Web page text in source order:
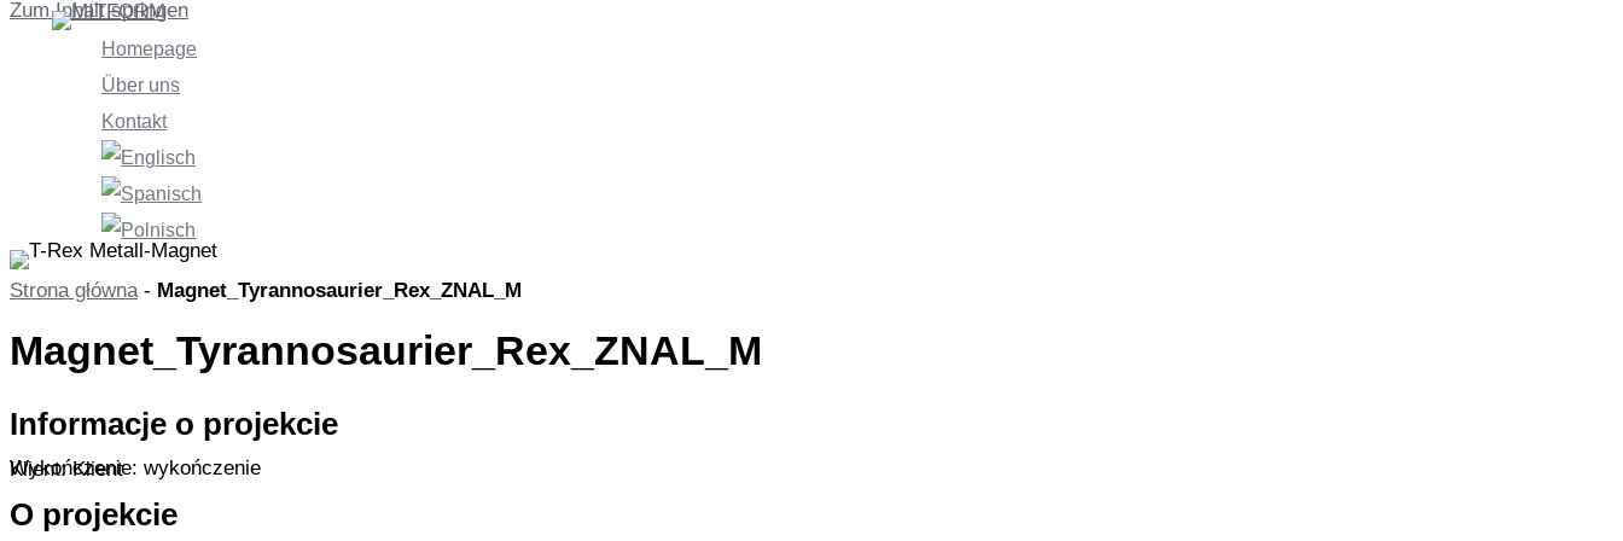
Zum Inhalt springen
Homepage
Über uns
Kontakt
Strona główna- Magnet_Tyrannosaurier_Rex_ZNAL_M
Magnet_Tyrannosaurier_Rex_ZNAL_M
Informacje o projekcie
Wykończenie: wykończenie
Klient: Klient
O projekcie